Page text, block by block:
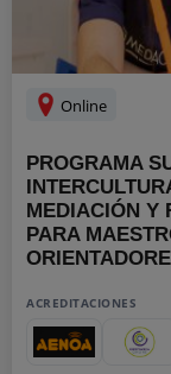
Online
PROGRAMA
MEDIACIÓN Y
PARA
ACREDITACIONES